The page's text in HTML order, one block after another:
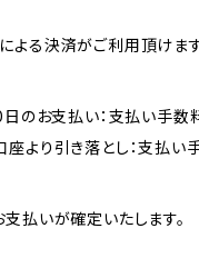
よる決済がご利用頂け
のお支払い：支払い手数
より引き落とし：支払い
払いが確定いたします。